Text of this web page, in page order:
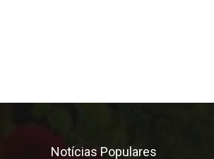
Notícias Populares